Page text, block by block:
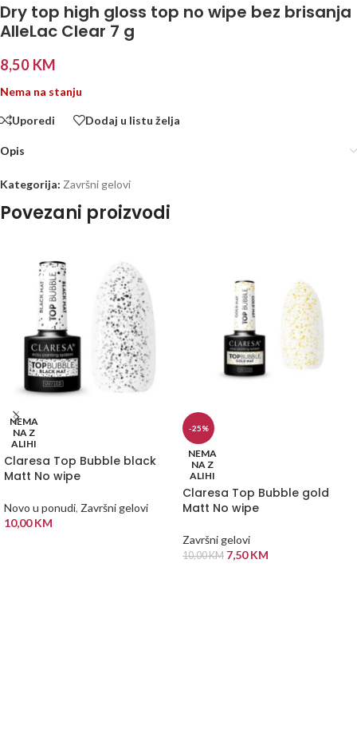
Dry top high gloss top no wipe bez brisanja
AlleLac Clear 7 g
8,50 KM
Nema na stanju
Uporedi Dodaj u listu želja
Opis
Kategorija: Završni gelovi
Povezani proizvodi
NEMA
NA Z
ALIHI
Claresa Top Bubble black
Matt No wipe
Novo u ponudi, Završni gelovi
10,00KM
-25%
NEMA
NA Z
ALIHI
Claresa Top Bubble gold
Matt No wipe
Završni gelovi
10,00KM 7,50KM